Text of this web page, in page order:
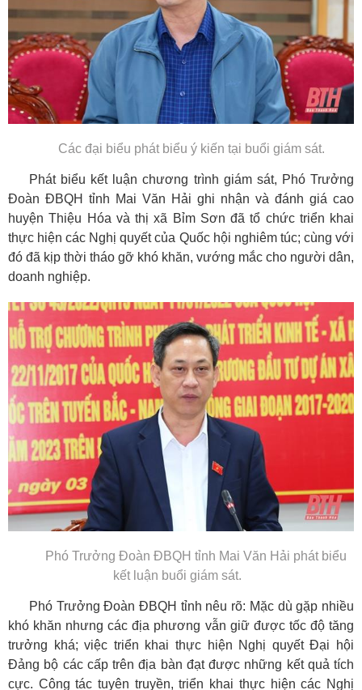
Các đại biểu phát biểu ý kiến tại buổi giám sát.
Phát biểu kết luận chương trình giám sát, Phó Trưởng
Đoàn ĐBQH tỉnh Mai Văn Hải ghi nhận và đánh giá cao
huyện Thiệu Hóa và thị xã Bỉm Sơn đã tổ chức triển khai
thực hiện các Nghị quyết của Quốc hội nghiêm túc; cùng với
đó đã kịp thời tháo gỡ khó khăn, vướng mắc cho người dân,
doanh nghiệp.
Phó Trưởng Đoàn ĐBQH tỉnh Mai Văn Hải phát biểu
kết luận buổi giám sát.
Phó Trưởng Đoàn ĐBQH tỉnh nêu rõ: Mặc dù gặp nhiều
khó khăn nhưng các địa phương vẫn giữ được tốc độ tăng
trưởng khá; việc triển khai thực hiện Nghị quyết Đại hội
Đảng bộ các cấp trên địa bàn đạt được những kết quả tích
cực. Công tác tuyên truyền, triển khai thực hiện các Nghị